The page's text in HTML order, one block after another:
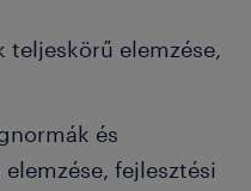
elemzése,
és
fejlesztési